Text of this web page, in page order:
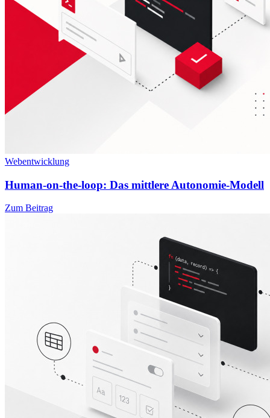
Webentwicklung
Human-on-the-loop: Das mittlere Autonomie-Modell
Zum Beitrag